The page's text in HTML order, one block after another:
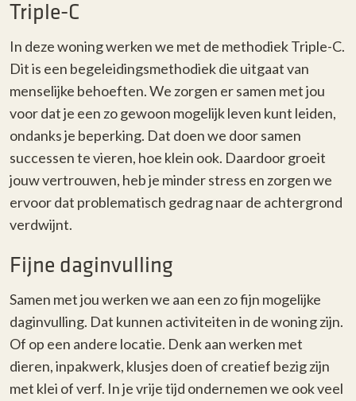
Triple-C
In deze woning werken we met de methodiek Triple-C.
Dit is een begeleidingsmethodiek die uitgaat van
menselijke behoeften. We zorgen er samen met jou
voor dat je een zo gewoon mogelijk leven kunt leiden,
ondanks je beperking. Dat doen we door samen
successen te vieren, hoe klein ook. Daardoor groeit
jouw vertrouwen, heb je minder stress en zorgen we
ervoor dat problematisch gedrag naar de achtergrond
verdwijnt.
Fijne daginvulling
Samen met jou werken we aan een zo fijn mogelijke
daginvulling. Dat kunnen activiteiten in de woning zijn.
Of op een andere locatie. Denk aan werken met
dieren, inpakwerk, klusjes doen of creatief bezig zijn
met klei of verf. In je vrije tijd ondernemen we ook veel